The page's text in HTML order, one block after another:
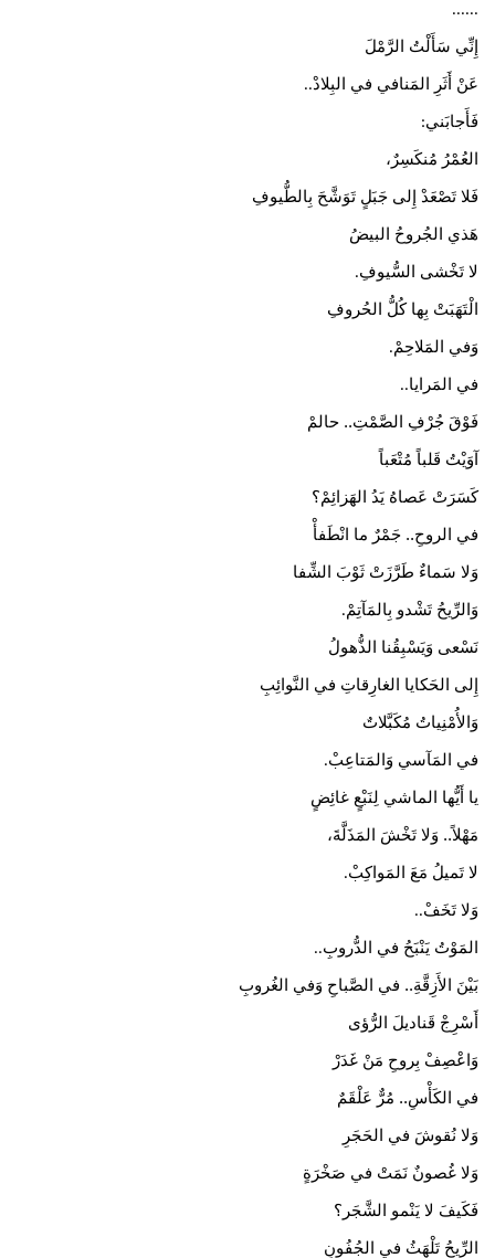
......
​إِنِّي سَأَلْتُ الرَّمْلَ
عَنْ أَثَرِ المَنافي في البِلادْ..
فَأَجابَني:
العُمْرُ مُنكَسِرٌ،
فَلا تَصْعَدْ إِلى جَبَلٍ تَوَشَّحَ بِالطُّيوفِ
هَذي الجُروحُ البيضُ
لا تَخْشى السُّيوفِ.
الْتَهَبَتْ بِها كُلُّ الحُروفِ
وَفي المَلاحِمْ .
في المَرايا..
فَوْقَ جُرْفِ الصَّمْتِ.. حالمْ
آوَيْتُ قَلباً مُتْعَباً
كَسَرَتْ عَصاهُ يَدُ الهَزائِمْ؟
​في الروحِ.. جَمْرٌ ما انْطَفأْ
وَلا سَماءٌ طَرَّزَتْ ثَوْبَ الشِّفا
وَالرِّيحُ تَشْدو بِالمَآتِمْ .
نَسْعى وَيَسْبِقُنا الذُّهولُ
إِلى الحَكايا الغارِقاتِ في النَّوائِبِ
وَالأُمْنِياتُ مُكَبَّلاتٌ
في المَآسي وَالمَتاعِبْ.
يا أَيُّها الماشي لِنَبْعٍ غائِضٍ
مَهْلاً.. وَلا تَخْشَ المَذَلَّةَ،
لا تَميلُ مَعَ المَواكِبْ.
​وَلا تَخَفْ..
المَوْتُ يَنْبَحُ في الدُّروبِ..
بَيْنَ الأَزِقَّةِ.. في الصَّباحِ وَفي الغُروبِ
أَسْرِجْ قَناديلَ الرُّؤى
وَاعْصِفْ بِروحِ مَنْ غَدَرْ
في الكَأْسِ.. مُرٌّ عَلْقَمٌ
وَلا نُقوشَ في الحَجَرِ
وَلا غُصونٌ نَمَتْ في صَخْرَةٍ
فَكَيفَ لا يَنْمو الشَّجَر؟
الرِّيحُ تَلْهَثُ في الجُفُونِ